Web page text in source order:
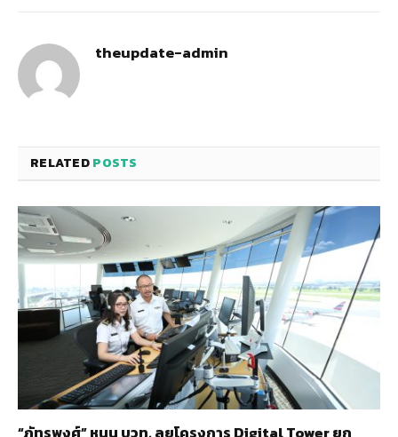
theupdate-admin
RELATEDPOSTS